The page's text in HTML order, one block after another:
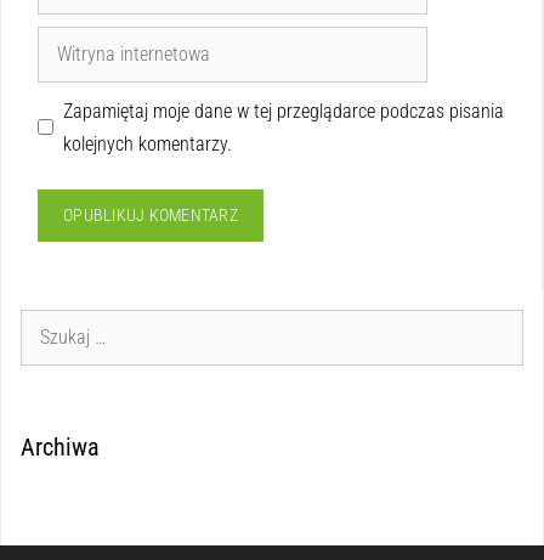
Zapamiętaj moje dane w tej przeglądarce podczas pisania
kolejnych komentarzy.
Archiwa